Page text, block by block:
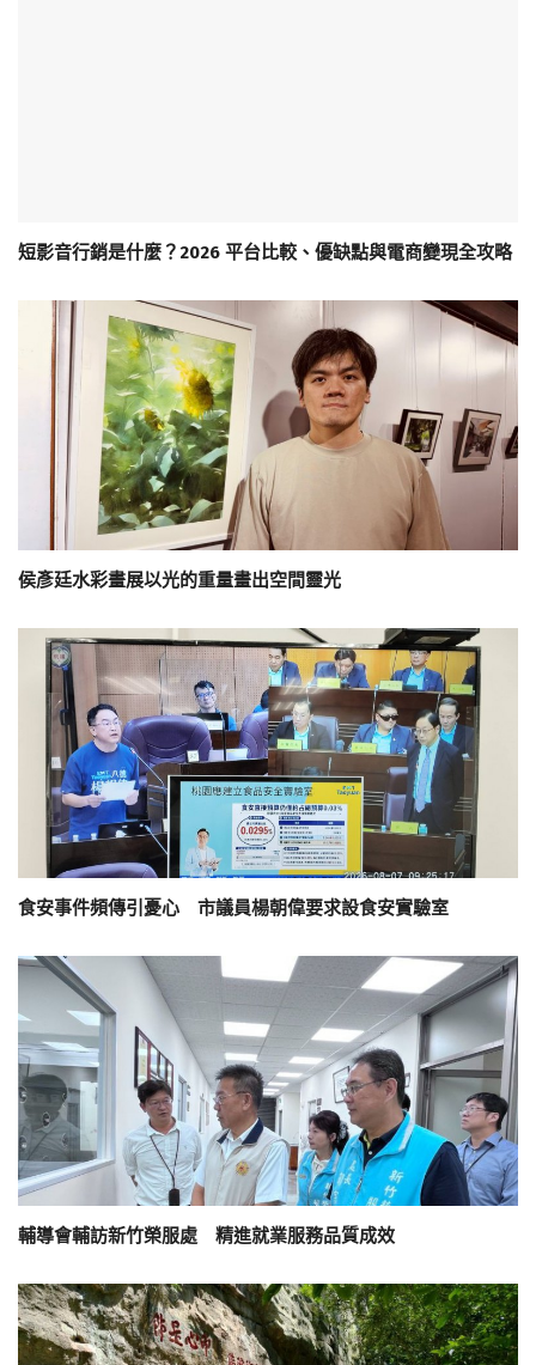
短影音行銷是什麼？2026 平台比較、優缺點與電商變現全攻略
侯彥廷水彩畫展以光的重量畫出空間靈光
食安事件頻傳引憂心 市議員楊朝偉要求設食安實驗室
輔導會輔訪新竹榮服處 精進就業服務品質成效